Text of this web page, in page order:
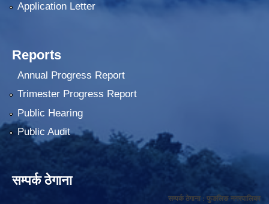
Application Letter
Reports
Annual Progress Report
Trimester Progress Report
Public Hearing
Public Audit
सम्पर्क ठेगाना
सम्पर्क ठेगाना : फुङलिङ नगरपालिका